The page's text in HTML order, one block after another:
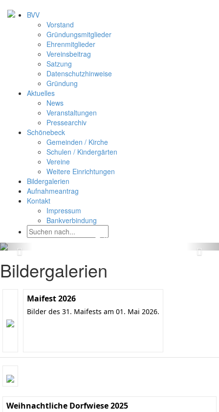
BVV
Vorstand
Gründungsmitglieder
Ehrenmitglieder
Vereinsbeitrag
Satzung
Datenschutzhinweise
Gründung
Aktuelles
News
Veranstaltungen
Pressearchiv
Schönebeck
Gemeinden / Kirche
Schulen / Kindergärten
Vereine
Weitere Einrichtungen
Bildergalerien
Aufnahmeantrag
Kontakt
Impressum
Bankverbindung
Bildergalerien
Maifest 2026
Bilder des 31. Maifests am 01. Mai 2026.
Weihnachtliche Dorfwiese 2025